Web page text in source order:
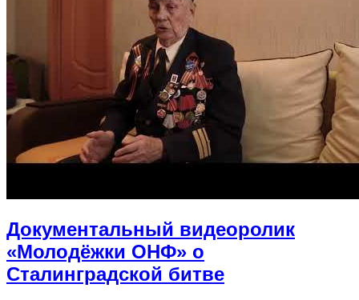
Документальный видеоролик
«Молодёжки ОНФ» о
Сталинградской битве